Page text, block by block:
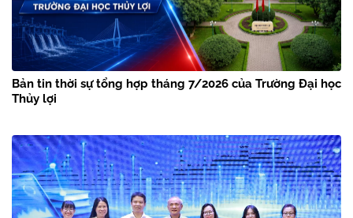
Bản tin thời sự tổng hợp tháng 7/2026 của Trường Đại học
Thủy lợi